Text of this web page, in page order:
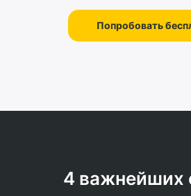
Попробовать
4 важнейших